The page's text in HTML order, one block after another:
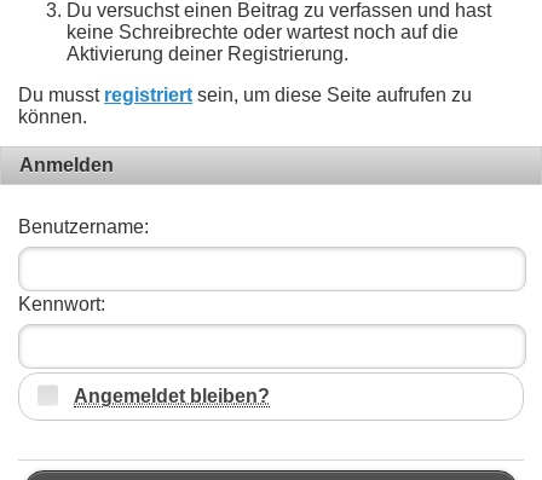
Du versuchst einen Beitrag zu verfassen und hast
keine Schreibrechte oder wartest noch auf die
Aktivierung deiner Registrierung.
Du musst registriert sein, um diese Seite aufrufen zu
können.
Anmelden
Benutzername:
Kennwort:
Angemeldet bleiben?